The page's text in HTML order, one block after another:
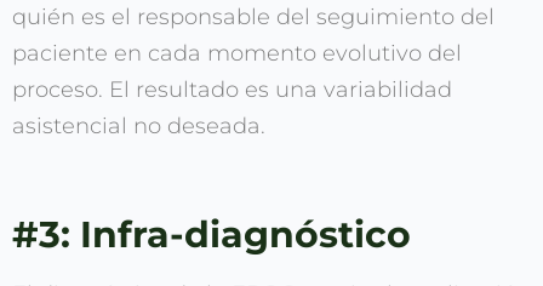
quién es el responsable del seguimiento del
paciente en cada momento evolutivo del
proceso. El resultado es una variabilidad
asistencial no deseada.
#3: Infra-diagnóstico